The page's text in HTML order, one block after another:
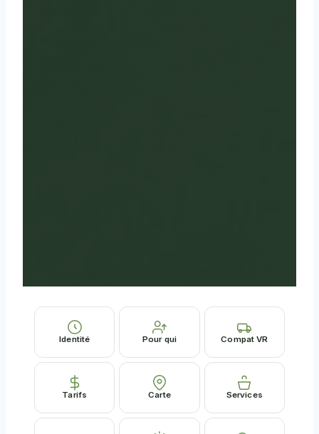
Identité Pour qui Compat VR
Tarifs Carte Services